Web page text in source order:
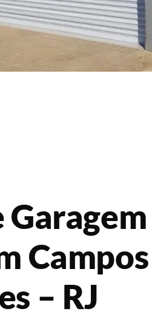
– RJ